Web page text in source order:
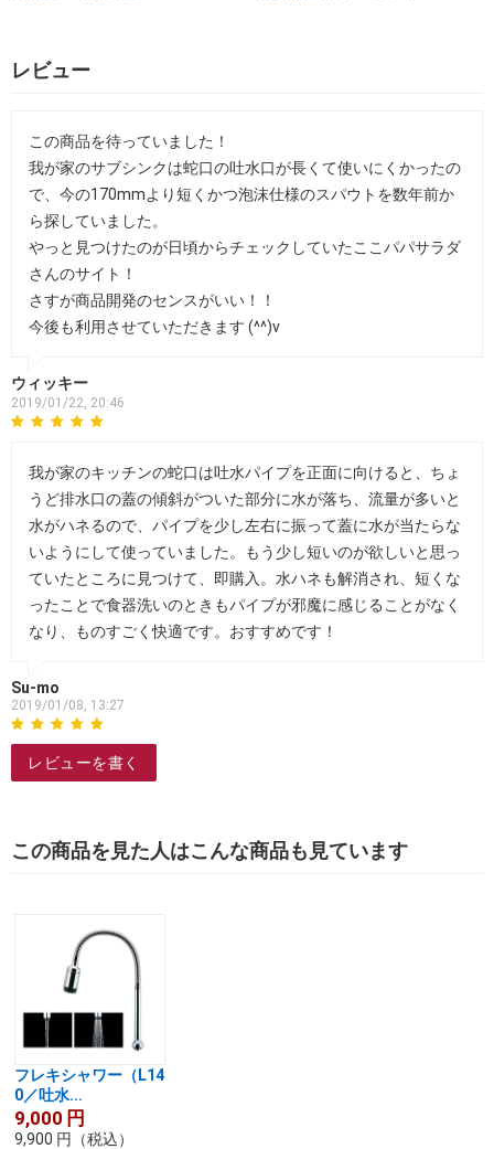
レビュー
この商品を待っていました！
我が家のサブシンクは蛇口の吐水口が長くて使いにくかったの
で、今の170mmより短くかつ泡沫仕様のスパウトを数年前か
ら探していました。
やっと見つけたのが日頃からチェックしていたここパパサラダ
さんのサイト！
さすが商品開発のセンスがいい！！
今後も利用させていただきます (^^)v
ウィッキー
2019/01/22, 20:46
我が家のキッチンの蛇口は吐水パイプを正面に向けると、ちょ
うど排水口の蓋の傾斜がついた部分に水が落ち、流量が多いと
水がハネるので、パイプを少し左右に振って蓋に水が当たらな
いようにして使っていました。もう少し短いのが欲しいと思っ
ていたところに見つけて、即購入。水ハネも解消され、短くな
ったことで食器洗いのときもパイプが邪魔に感じることがなく
なり、ものすごく快適です。おすすめです！
Su-mo
2019/01/08, 13:27
レビューを書く
この商品を見た人はこんな商品も見ています
フレキシャワー（L14
0／吐水...
9,000 円
9,900 円 （税込）